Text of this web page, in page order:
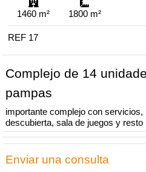
1460 m² 1800 m²
REF 17
Complejo de 14
pampas
importante complejo con
descubierta, sala de juegos y resto
Enviar una consulta